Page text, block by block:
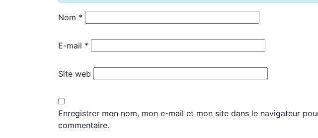
Nom *
E-mail *
Site web
Enregistrer mon nom, mon e-mail et mon site dans le navigateur
commentaire.